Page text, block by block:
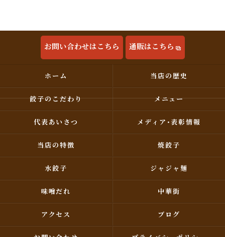
お問い合わせはこちら 通販はこちら
ホーム 当店の歴史
餃子のこだわり メニュー
代表あいさつ メディア･表彰情報
当店の特徴 焼餃子
水餃子 ジャジャ麺
味噌だれ 中華街
アクセス ブログ